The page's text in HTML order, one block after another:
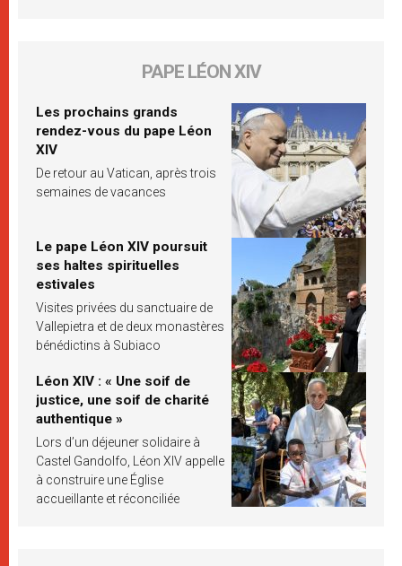
PAPE LÉON XIV
Les prochains grands
rendez-vous du pape Léon
XIV
De retour au Vatican, après trois
semaines de vacances
Le pape Léon XIV poursuit
ses haltes spirituelles
estivales
Visites privées du sanctuaire de
Vallepietra et de deux monastères
bénédictins à Subiaco
Léon XIV : « Une soif de
justice, une soif de charité
authentique »
Lors d’un déjeuner solidaire à
Castel Gandolfo, Léon XIV appelle
à construire une Église
accueillante et réconciliée